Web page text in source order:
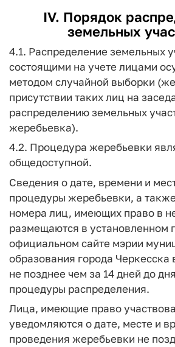
IV. Порядок
земельных
4.1. Распределение земельных
состоящими на учете лицами
методом случайной выборки
присутствии таких лиц на
распределению земельных
жеребьевка).
4.2. Процедура жеребьевки
общедоступной.
Сведения о дате, времени и
процедуры жеребьевки, а
номера лиц, имеющих право в
размещаются в установленном
официальном сайте мэрии
образования города Черкесска
не позднее чем за 14 дней до
процедуры распределения.
Лица, имеющие право
уведомляются о дате, месте и
проведения жеребьевки не